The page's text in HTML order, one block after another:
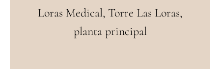
Loras Medical, Torre Las Loras,
planta principal